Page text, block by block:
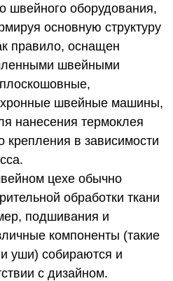
швейного оборудования,
основную структуру
правило, оснащен
швейными
швейные машины,
нанесения термоклея
крепления в зависимости
цехе обычно
обработки ткани
подшивания и
компоненты (такие
и уши) собираются и
с дизайном.